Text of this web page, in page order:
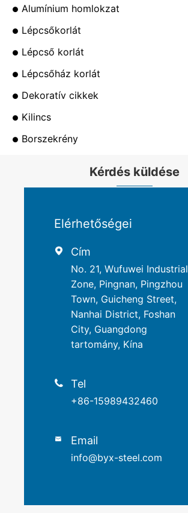
Alumínium homlokzat
Lépcsőkorlát
Lépcső korlát
Lépcsőház korlát
Dekoratív cikkek
Kilincs
Borszekrény
Kérdés küldése
Elérhetőségei
 Cím
No. 21, Wufuwei Industrial
Zone, Pingnan, Pingzhou
Town, Guicheng Street,
Nanhai District, Foshan
City, Guangdong
tartomány, Kína
 Tel
+86-15989432460
 Email
info@byx-steel.com